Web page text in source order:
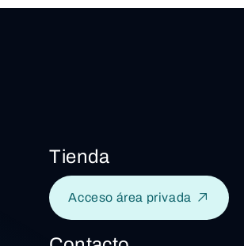
Tienda
Acceso área privada